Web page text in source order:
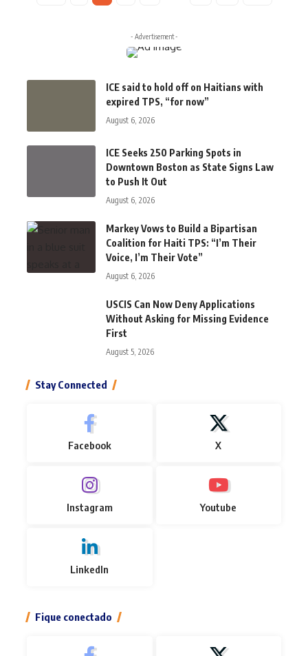
- Advertisement -
ICE said to hold off on Haitians with
expired TPS, “for now”
August 6, 2026
ICE Seeks 250 Parking Spots in
Downtown Boston as State Signs Law
to Push It Out
August 6, 2026
Markey Vows to Build a Bipartisan
Coalition for Haiti TPS: “I’m Their
Voice, I’m Their Vote”
August 6, 2026
USCIS Can Now Deny Applications
Without Asking for Missing Evidence
First
August 5, 2026
Stay Connected
Facebook X
Instagram Youtube
LinkedIn
Fique conectado